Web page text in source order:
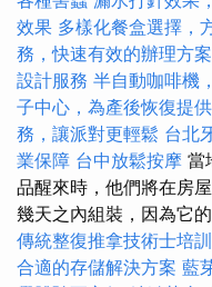
效果 多樣化餐盒選擇，
務，快速有效的辦理方案
設計服務 半自動咖啡機
子中心，為產後恢復提
務，讓派對更輕鬆 台北
業保障 台中放鬆按摩 當
品醒來時，他們將在房
幾天之內組裝，因為它
傳統整復推拿技術士培訓
合適的存儲解決方案 藍